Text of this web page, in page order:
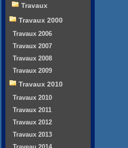
Travaux
Travaux 2000
Travaux 2006
Travaux 2007
Travaux 2008
Travaux 2009
Travaux 2010
Travaux 2010
Travaux 2011
Travaux 2012
Travaux 2013